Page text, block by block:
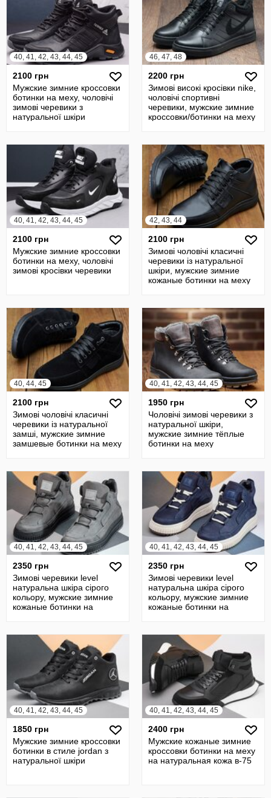
40, 41, 42, 43, 44, 45
2100 грн
Мужские зимние кроссовки
ботинки на меху, чоловічі
зимові черевики з
натуральної шкіри
46, 47, 48
2200 грн
Зимові високі кросівки nike,
чоловічі спортивні
черевики, мужские зимние
кроссовки/ботинки на меху
40, 41, 42, 43, 44, 45
2100 грн
Мужские зимние кроссовки
ботинки на меху, чоловічі
зимові кросівки черевики
42, 43, 44
2100 грн
Зимові чоловічі класичні
черевики із натуральної
шкіри, мужские зимние
кожаные ботинки на меху
40, 44, 45
2100 грн
Зимові чоловічі класичні
черевики із натуральної
замші, мужские зимние
замшевые ботинки на меху
40, 41, 42, 43, 44, 45
1950 грн
Чоловічі зимові черевики з
натуральної шкіри,
мужские зимние тёплые
ботинки на меху
40, 41, 42, 43, 44, 45
2350 грн
Зимові черевики level
натуральна шкіра сірого
кольору, мужские зимние
кожаные ботинки на
40, 41, 42, 43, 44, 45
2350 грн
Зимові черевики level
натуральна шкіра сірого
кольору, мужские зимние
кожаные ботинки на
40, 41, 42, 43, 44, 45
1850 грн
Мужские зимние кроссовки
ботинки в стиле jordan з
натуральної шкіри
40, 41, 42, 43, 44, 45
2400 грн
Мужские кожаные зимние
кроссовки ботинки на меху
на натуральная кожа в-75